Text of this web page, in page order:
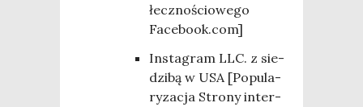
łecz­no­ścio­we­go
Facebook.com]
Insta­gram LLC. z sie­
dzi­bą w USA [Popu­la­
ry­za­cja Stro­ny inter­